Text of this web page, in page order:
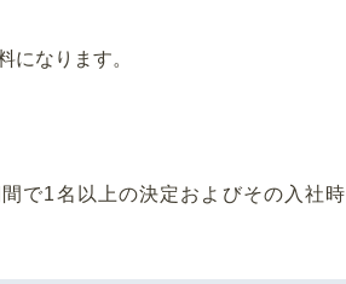
になります。
で1名以上の決定およびその入社時